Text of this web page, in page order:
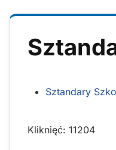
Sztandary
Kliknięć: 11204